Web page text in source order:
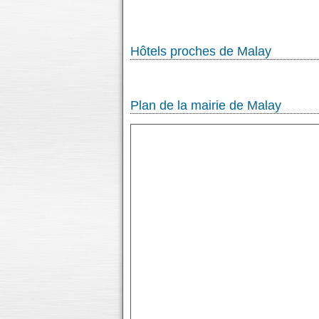
Hôtels proches de Malay
Plan de la mairie de Malay